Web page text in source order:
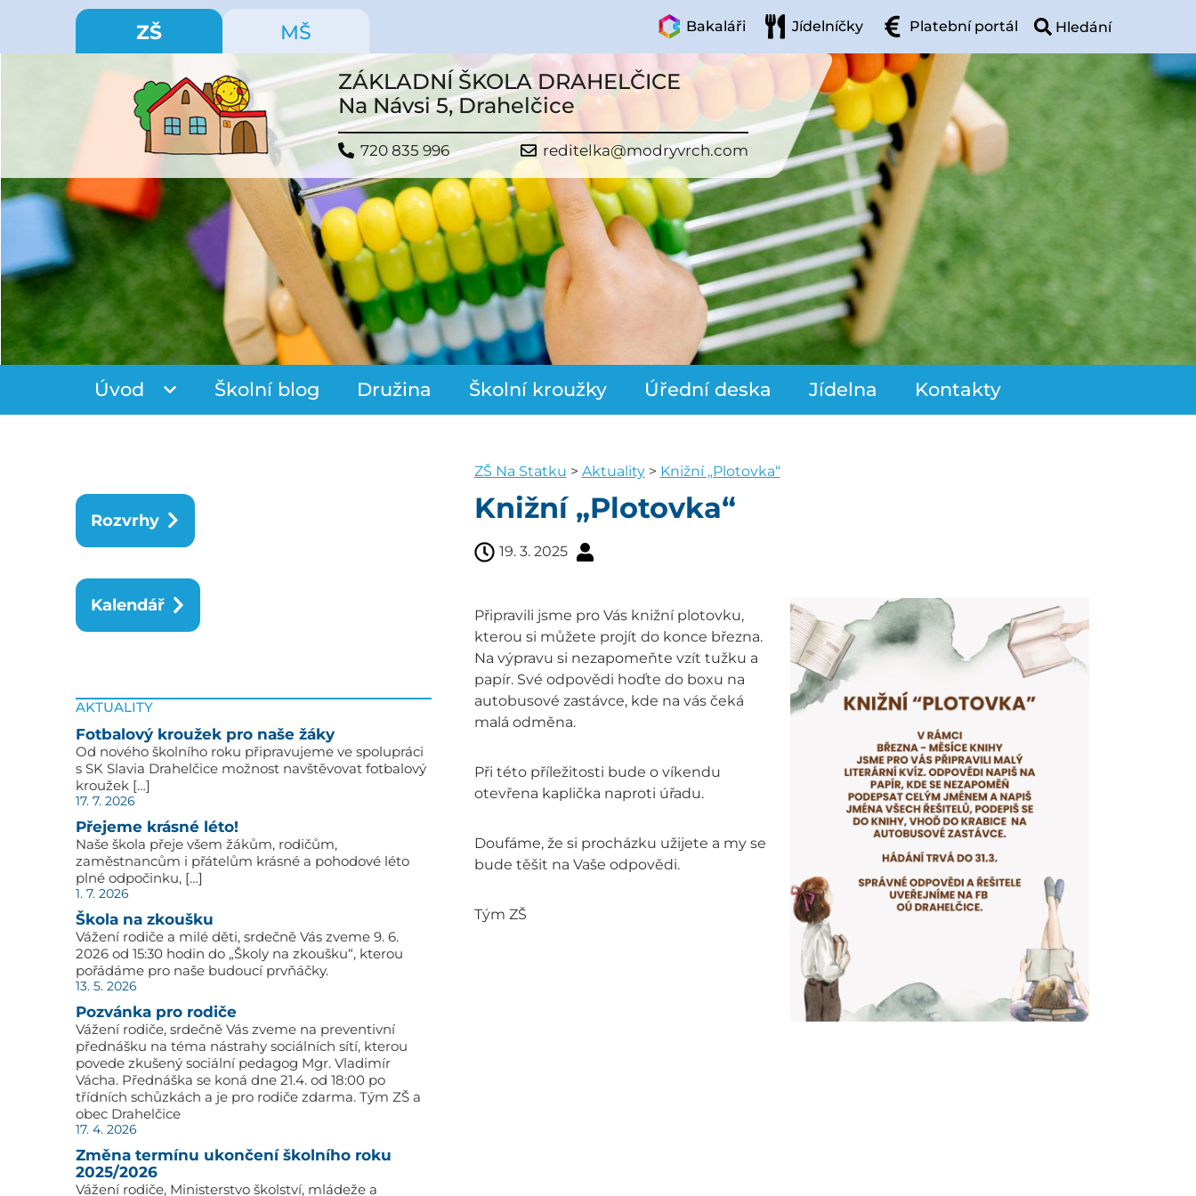
ZŠ MŠ Bakaláři Jídelníčky Platební portál
ZÁKLADNÍ ŠKOLA DRAHELČICE
Na Návsi 5, Drahelčice
720 835 996 reditelka@modryvrch.com
Úvod Školní blog Družina Školní kroužky Úřední deska Jídelna Kontakty
Rozvrhy
Kalendář
AKTUALITY
Fotbalový kroužek pro naše žáky
Od nového školního roku připravujeme ve spolupráci
s SK Slavia Drahelčice možnost navštěvovat fotbalový
kroužek […]
17. 7. 2026
Přejeme krásné léto!
Naše škola přeje všem žákům, rodičům,
zaměstnancům i přátelům krásné a pohodové léto
plné odpočinku, […]
1. 7. 2026
Škola na zkoušku
Vážení rodiče a milé děti, srdečně Vás zveme 9. 6.
2026 od 15:30 hodin do „Školy na zkoušku“, kterou
pořádáme pro naše budoucí prvňáčky.
13. 5. 2026
Pozvánka pro rodiče
Vážení rodiče, srdečně Vás zveme na preventivní
přednášku na téma nástrahy sociálních sítí, kterou
povede zkušený sociální pedagog Mgr. Vladimír
Vácha. Přednáška se koná dne 21.4. od 18:00 po
třídních schůzkách a je pro rodiče zdarma. Tým ZŠ a
obec Drahelčice
17. 4. 2026
Změna termínu ukončení školního roku
2025/2026
Vážení rodiče, Ministerstvo školství, mládeže a
ZŠ Na Statku > Aktuality> Knižní „Plotovka“
Knižní „Plotovka“
19. 3. 2025
Připravili jsme pro Vás knižní plotovku,
kterou si můžete projít do konce března.
Na výpravu si nezapomeňte vzít tužku a
papír. Své odpovědi hoďte do boxu na
autobusové zastávce, kde na vás čeká
malá odměna.
Při této příležitosti bude o víkendu
otevřena kaplička naproti úřadu.
Doufáme, že si procházku užijete a my se
bude těšit na Vaše odpovědi.
Tým ZŠ